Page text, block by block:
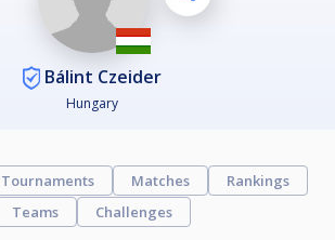
Bálint Czeider
Hungary
Tournaments Matches
Rankings
Teams
Challenges